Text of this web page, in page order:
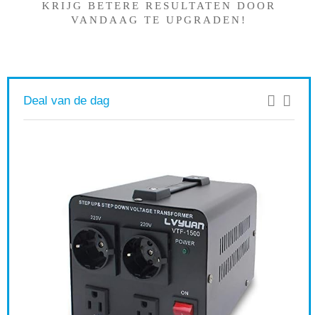
KRIJG BETERE RESULTATEN DOOR
VANDAAG TE UPGRADEN!
Deal van de dag